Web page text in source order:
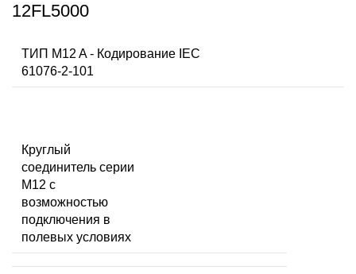
12FL5000
ТИП M12 A - Кодирование IEC
61076-2-101
Круглый
соединитель серии
M12 с
возможностью
подключения в
полевых условиях